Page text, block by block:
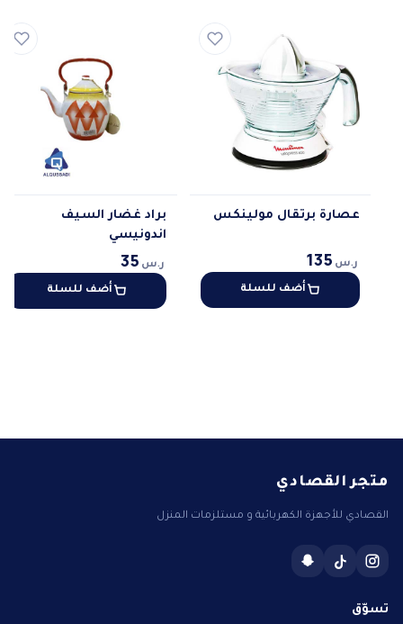
عصارة برتقال مولينكس
ر.س 135
أضف للسلة
براد غضار السيف
اندونيسي
ر.س 35
أضف للسلة
متجر القصادي
القصادي للأجهزة الكهربائية و مستلزمات المنزل
تسوّق